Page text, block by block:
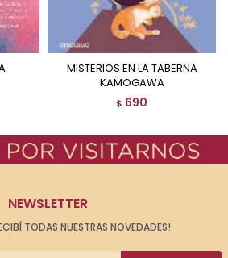
MISTERIOS EN LA TABERNA
KAMOGAWA
$ 690
NEWSLETTER
TODAS NUESTRAS NOVEDADES!